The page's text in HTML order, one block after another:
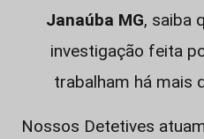
Janaúba MG, saiba
investigação feita
trabalham há mais
Nossos Detetives